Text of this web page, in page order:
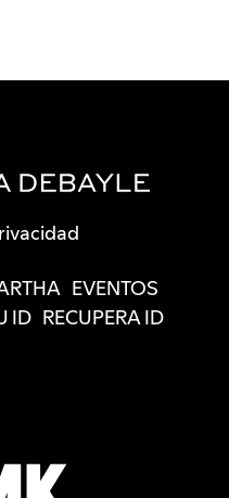
EVENTOS
ID RECUPERA ID